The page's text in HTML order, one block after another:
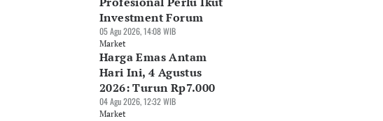
Investment Forum
05 Agu 2026, 14:08 WIB
Market
Harga Emas Antam
Hari Ini, 4 Agustus
2026: Turun Rp7.000
04 Agu 2026, 12:32 WIB
Market